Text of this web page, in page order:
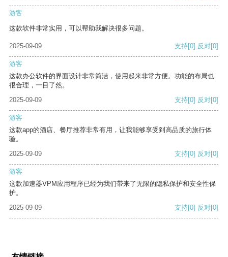
游客
这款软件非常实用，可以帮助我解决很多问题。
2025-09-09 支持[0] 反对[0]
游客
这款办公软件的界面设计非常简洁，使用起来非常方便。功能的布局也
很合理，一目了然。
2025-09-09
支持[0] 反对[0]
游客
这款app的酒店、餐厅推荐非常有用，让我能够享受到高品质的旅行体
验。
2025-09-09
支持[0] 反对[0]
游客
这款加速器VPM应用程序已经为我们带来了无限的隐私保护和安全性保
护。
2025-09-09
支持[0] 反对[0]